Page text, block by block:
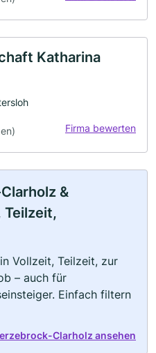
Katharina
Firma bewerten
&
Teilzeit,
Vollzeit, Teilzeit, zur
– auch für
Einfach filtern
Clarholz ansehen